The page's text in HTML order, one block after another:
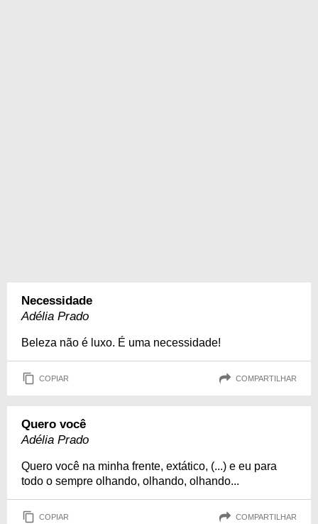
Necessidade
Adélia Prado
Beleza não é luxo. É uma necessidade!
COPIAR COMPARTILHAR
Quero você
Adélia Prado
Quero você na minha frente, extático, (...) e eu para
todo o sempre olhando, olhando, olhando...
COPIAR COMPARTILHAR